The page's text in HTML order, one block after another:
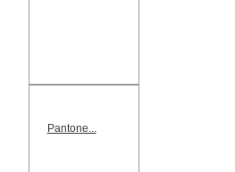
Pantone...